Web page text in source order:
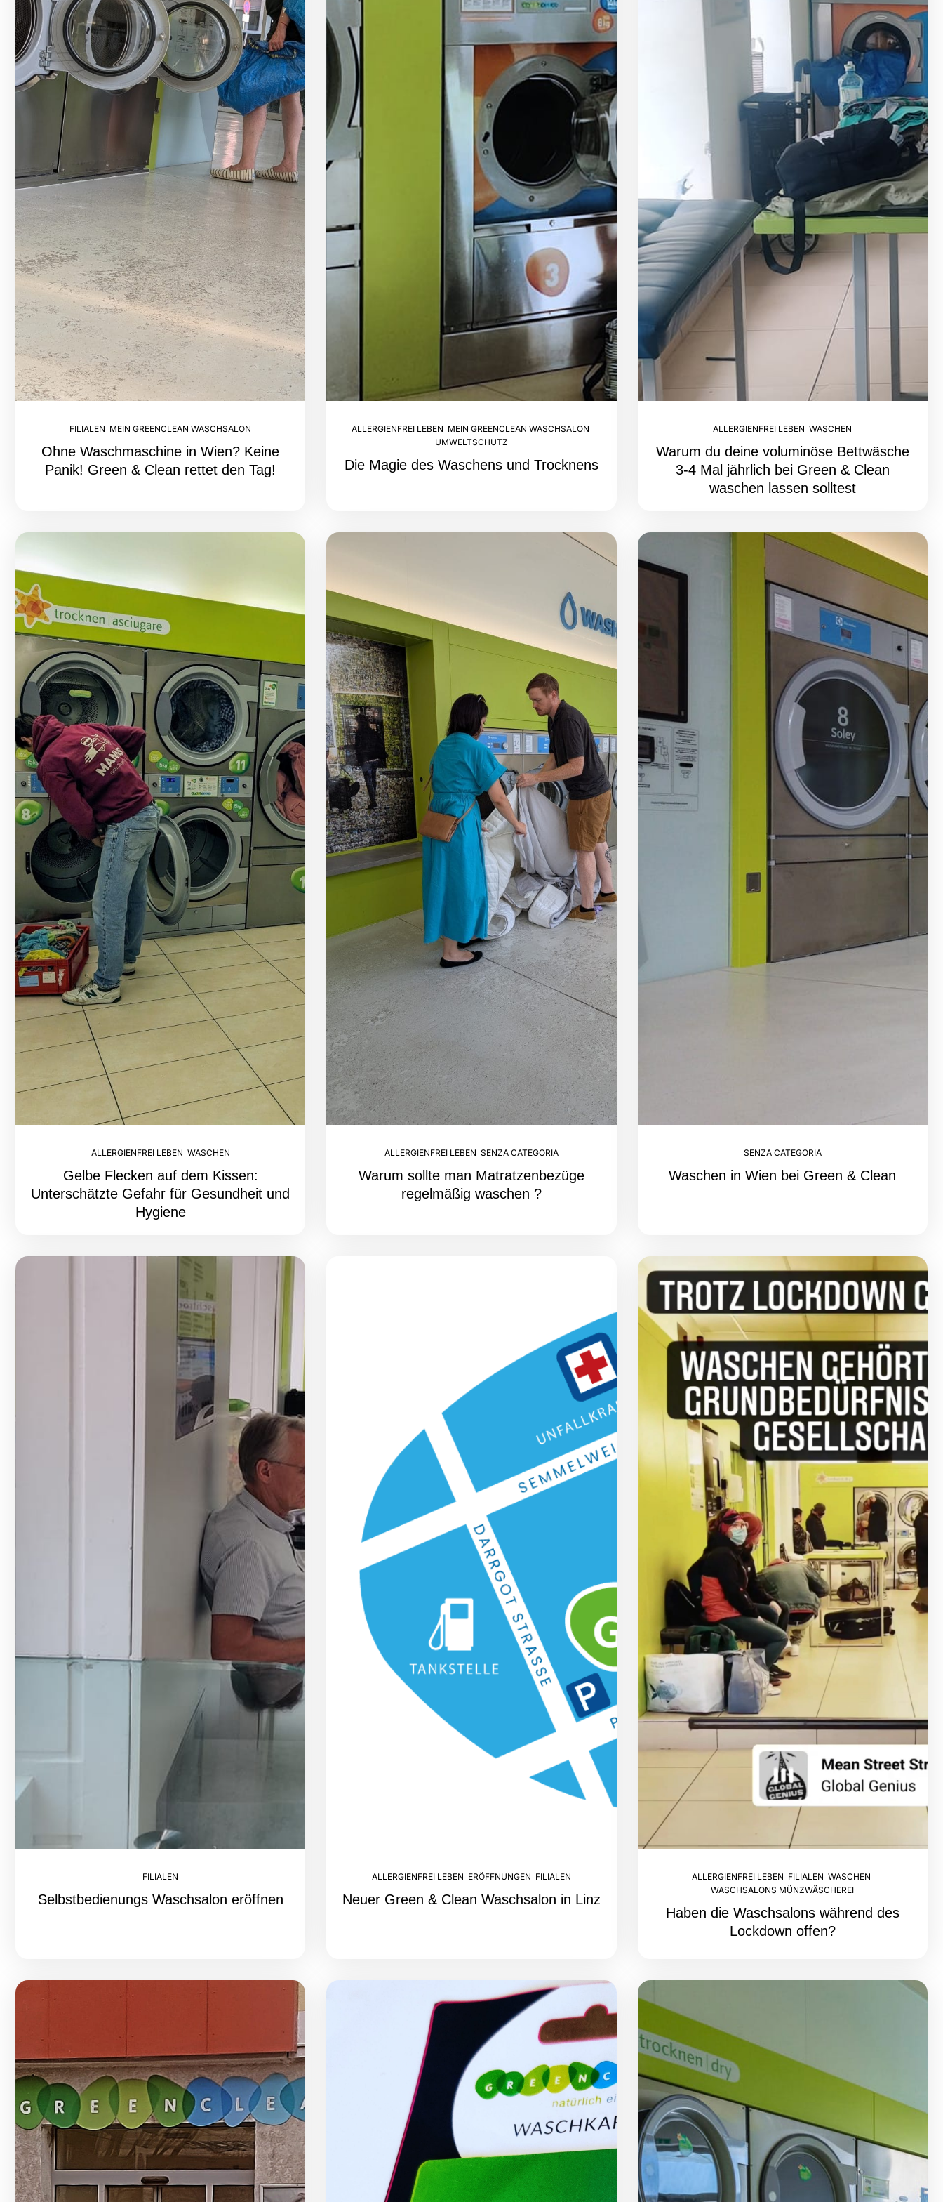
FILIALEN MEIN GREENCLEAN WASCHSALON
Ohne Waschmaschine in Wien? Keine
Panik! Green & Clean rettet den Tag!
ALLERGIENFREI LEBEN MEIN GREENCLEAN WASCHSALON
UMWELTSCHUTZ
Die Magie des Waschens und Trocknens
ALLERGIENFREI LEBEN ,WASCHEN
Warum du deine voluminöse Bettwäsche
3-4 Mal jährlich bei Green & Clean
waschen lassen solltest
ALLERGIENFREI LEBEN WASCHEN
Gelbe Flecken auf dem Kissen:
Unterschätzte Gefahr für Gesundheit und
Hygiene
ALLERGIENFREI LEBEN SENZA CATEGORIA
Warum sollte man Matratzenbezüge
regelmäßig waschen ?
SENZA CATEGORIA
Waschen in Wien bei Green & Clean
FILIALEN
Selbstbedienungs Waschsalon eröffnen
ALLERGIENFREI LEBEN ERÖFFNUNGEN FILIALEN
Neuer Green & Clean Waschsalon in Linz
ALLERGIENFREI LEBEN FILIALEN ,WASCHEN
WASCHSALONS MÜNZWÄSCHEREI
Haben die Waschsalons während des
Lockdown offen?